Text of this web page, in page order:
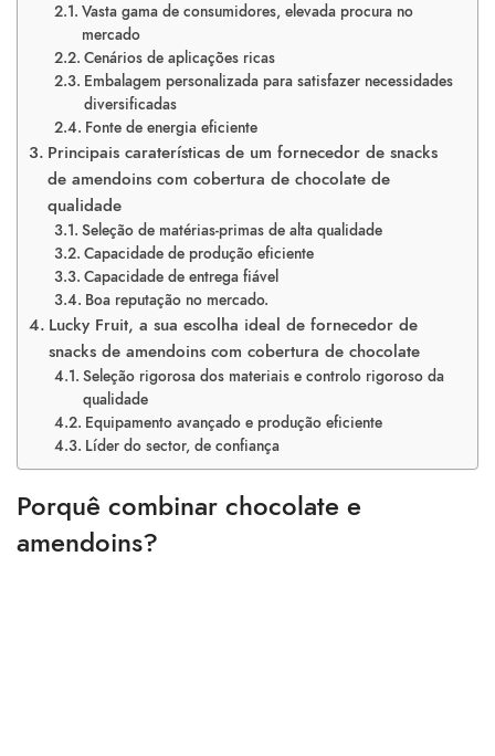
Vasta gama de consumidores, elevada procura no
mercado
Cenários de aplicações ricas
Embalagem personalizada para satisfazer necessidades
diversificadas
Fonte de energia eficiente
Principais caraterísticas de um fornecedor de snacks
de amendoins com cobertura de chocolate de
qualidade
Seleção de matérias-primas de alta qualidade
Capacidade de produção eficiente
Capacidade de entrega fiável
Boa reputação no mercado.
Lucky Fruit, a sua escolha ideal de fornecedor de
snacks de amendoins com cobertura de chocolate
Seleção rigorosa dos materiais e controlo rigoroso da
qualidade
Equipamento avançado e produção eficiente
Líder do sector, de confiança
Porquê combinar chocolate e
amendoins?